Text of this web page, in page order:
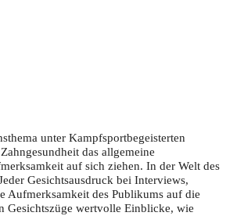
unter Kampfsportbegeisterten
das allgemeine
auf sich ziehen. In der Welt des
Gesichtsausdruck bei Interviews,
Aufmerksamkeit des Publikums auf die
Gesichtszüge wertvolle Einblicke, wie